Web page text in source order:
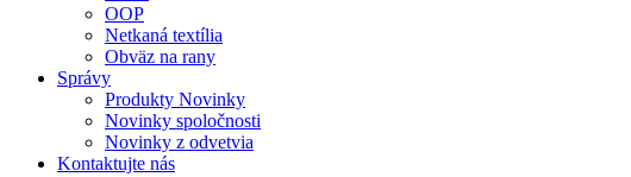
OOP
Netkaná textília
Obväz na rany
Správy
Produkty Novinky
Novinky spoločnosti
Novinky z odvetvia
Kontaktujte nás